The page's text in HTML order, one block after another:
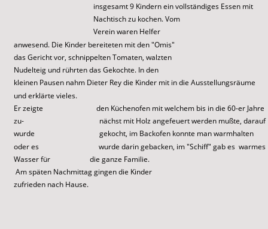
insgesamt 9 Kindern ein vollständiges Essen mit
Nachtisch zu kochen. Vom
Verein waren Helfer
anwesend. Die Kinder bereiteten mit den "Omis"
das Gericht vor, schnippelten Tomaten, walzten
Nudelteig und rührten das Gekochte. In den
kleinen Pausen nahm Dieter Rey die Kinder mit in die Ausstellungsräume
und erklärte vieles.
Er zeigte
den Küchenofen mit welchem bis in die 60-er Jahre
zu-
nächst mit Holz angefeuert werden mußte, darauf
wurde
gekocht, im Backofen konnte man warmhalten
oder es
wurde darin gebacken, im "Schiff" gab es  warmes
Wasser für
die ganze Familie.
Am späten Nachmittag gingen die Kinder
zufrieden nach Hause.